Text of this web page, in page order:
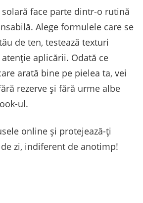
face parte dintr-o rutină
Alege formulele care se
de ten, testează texturi
aplicării. Odată ce
arată bine pe pielea ta, vei
rezerve și fără urme albe
ul.
online și protejează-ți
zi, indiferent de anotimp!